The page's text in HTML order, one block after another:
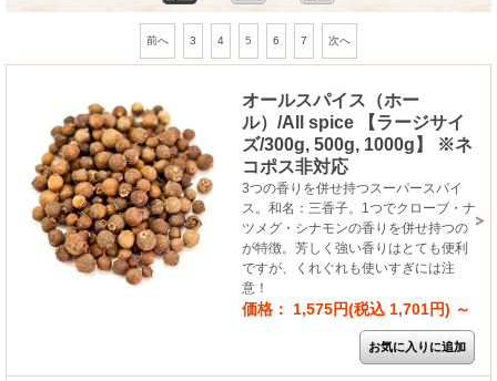
前へ 3 4 5 6 7 次へ
オールスパイス（ホー
ル）/All spice 【ラージサイ
ズ/300g, 500g, 1000g】 ※ネ
コポス非対応
3つの香りを併せ持つスーパースパイ
ス。和名：三香子。1つでクローブ・ナ
ツメグ・シナモンの香りを併せ持つの
が特徴。芳しく強い香りはとても便利
ですが、くれぐれも使いすぎには注
意！
価格： 1,575円(税込 1,701円) ～